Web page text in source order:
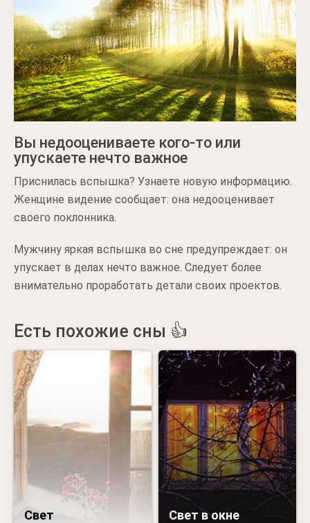
Вы недооцениваете кого-то или
упускаете нечто важное
Приснилась вспышка? Узнаете новую информацию.
Женщине видение сообщает: она недооценивает
своего поклонника.
Мужчину яркая вспышка во сне предупреждает: он
упускает в делах нечто важное. Следует более
внимательно проработать детали своих проектов.
Есть похожие сны 👍
Свет Свет в окне